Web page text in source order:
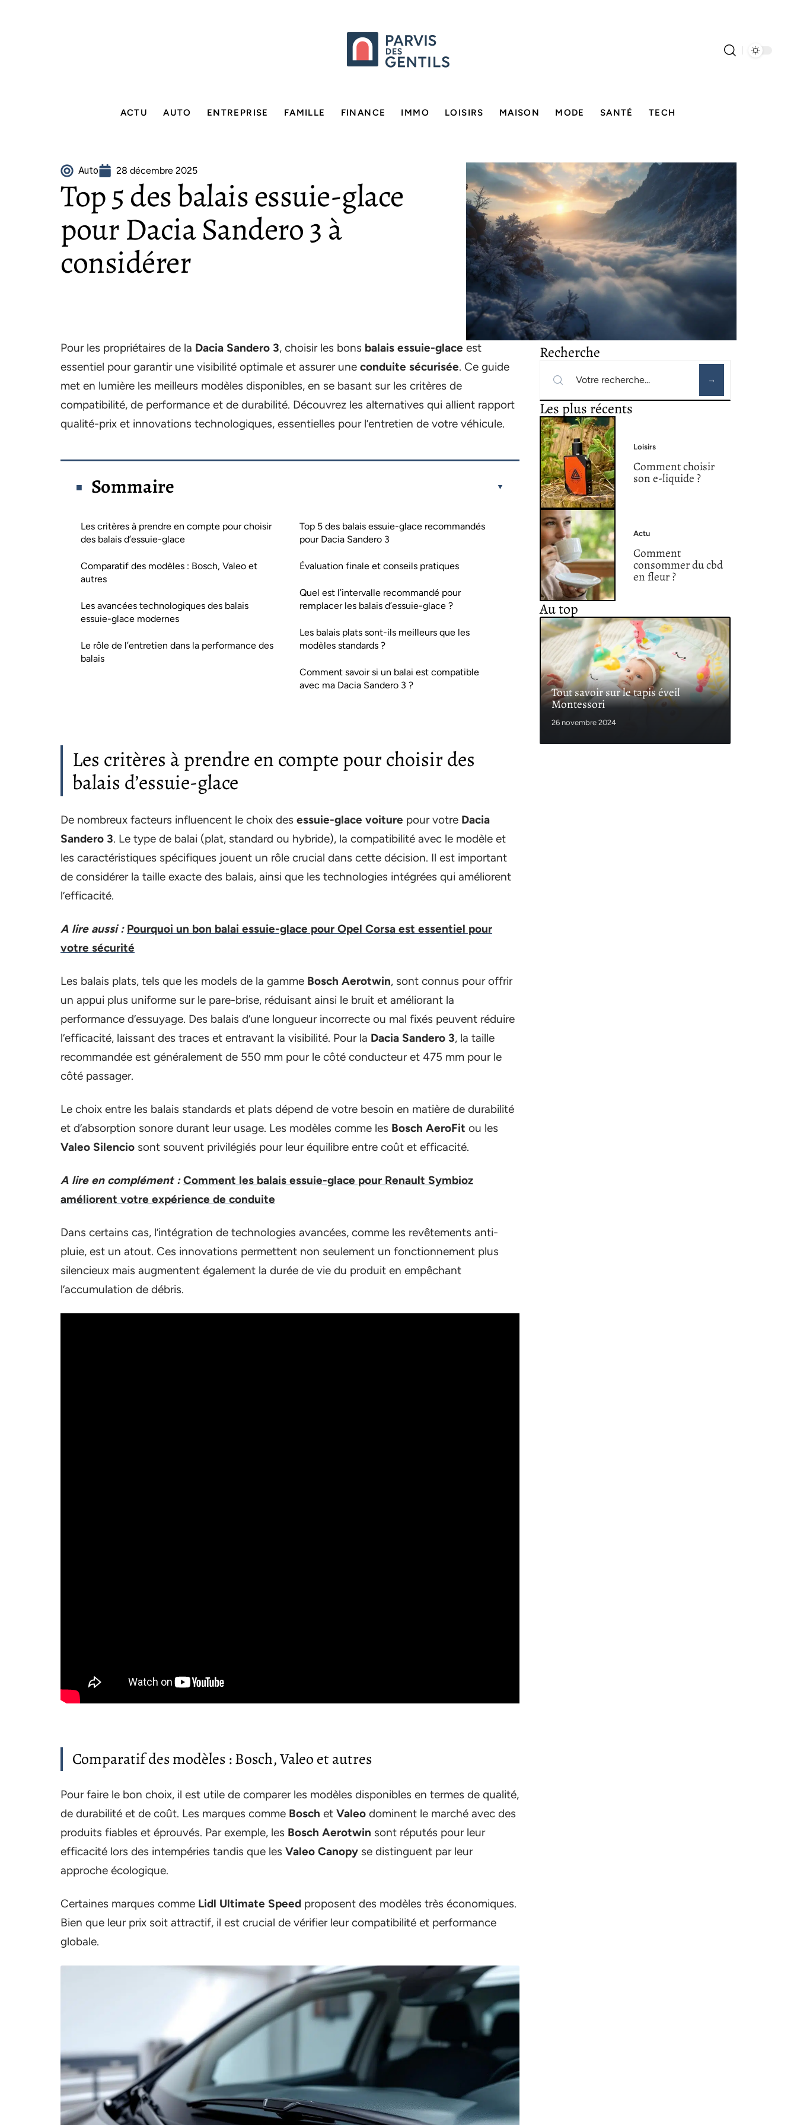
ACTU AUTO ENTREPRISE FAMILLE FINANCE IMMO LOISIRS MAISON MODE SANTÉ TECH
Auto 28 décembre 2025
Top 5 des balais essuie-glace
pour Dacia Sandero 3 à
considérer
Pour les propriétaires de la Dacia Sandero 3, choisir les bons balais essuie-glace est
essentiel pour garantir une visibilité optimale et assurer une conduite sécurisée. Ce guide
met en lumière les meilleurs modèles disponibles, en se basant sur les critères de
compatibilité, de performance et de durabilité. Découvrez les alternatives qui allient rapport
qualité-prix et innovations technologiques, essentielles pour l’entretien de votre véhicule.
Sommaire
Les critères à prendre en compte pour choisir
des balais d’essuie-glace
Comparatif des modèles : Bosch, Valeo et
autres
Les avancées technologiques des balais
essuie-glace modernes
Le rôle de l’entretien dans la performance des
balais
Top 5 des balais essuie-glace recommandés
pour Dacia Sandero 3
Évaluation finale et conseils pratiques
Quel est l’intervalle recommandé pour
remplacer les balais d’essuie-glace ?
Les balais plats sont-ils meilleurs que les
modèles standards ?
Comment savoir si un balai est compatible
avec ma Dacia Sandero 3 ?
Les critères à prendre en compte pour choisir des
balais d’essuie-glace
De nombreux facteurs influencent le choix des essuie-glace voiture pour votre Dacia
Sandero 3. Le type de balai (plat, standard ou hybride), la compatibilité avec le modèle et
les caractéristiques spécifiques jouent un rôle crucial dans cette décision. Il est important
de considérer la taille exacte des balais, ainsi que les technologies intégrées qui améliorent
l’efficacité.
A lire aussi : Pourquoi un bon balai essuie-glace pour Opel Corsa est essentiel pour
votre sécurité
Les balais plats, tels que les models de la gamme Bosch Aerotwin, sont connus pour offrir
un appui plus uniforme sur le pare-brise, réduisant ainsi le bruit et améliorant la
performance d’essuyage. Des balais d’une longueur incorrecte ou mal fixés peuvent réduire
l’efficacité, laissant des traces et entravant la visibilité. Pour la Dacia Sandero 3, la taille
recommandée est généralement de 550 mm pour le côté conducteur et 475 mm pour le
côté passager.
Le choix entre les balais standards et plats dépend de votre besoin en matière de durabilité
et d’absorption sonore durant leur usage. Les modèles comme les Bosch AeroFit ou les
Valeo Silencio sont souvent privilégiés pour leur équilibre entre coût et efficacité.
A lire en complément : Comment les balais essuie-glace pour Renault Symbioz
améliorent votre expérience de conduite
Dans certains cas, l’intégration de technologies avancées, comme les revêtements anti-
pluie, est un atout. Ces innovations permettent non seulement un fonctionnement plus
silencieux mais augmentent également la durée de vie du produit en empêchant
l’accumulation de débris.
Comparatif des modèles : Bosch, Valeo et autres
Pour faire le bon choix, il est utile de comparer les modèles disponibles en termes de qualité,
de durabilité et de coût. Les marques comme Bosch et Valeo dominent le marché avec des
produits fiables et éprouvés. Par exemple, les Bosch Aerotwin sont réputés pour leur
efficacité lors des intempéries tandis que les Valeo Canopy se distinguent par leur
approche écologique.
Certaines marques comme Lidl Ultimate Speed proposent des modèles très économiques.
Bien que leur prix soit attractif, il est crucial de vérifier leur compatibilité et performance
globale.
Recherche
Les plus récents
Loisirs
Comment choisir
son e-liquide ?
Actu
Comment
consommer du cbd
en fleur ?
Au top
Tout savoir sur le tapis éveil
Montessori
26 novembre 2024